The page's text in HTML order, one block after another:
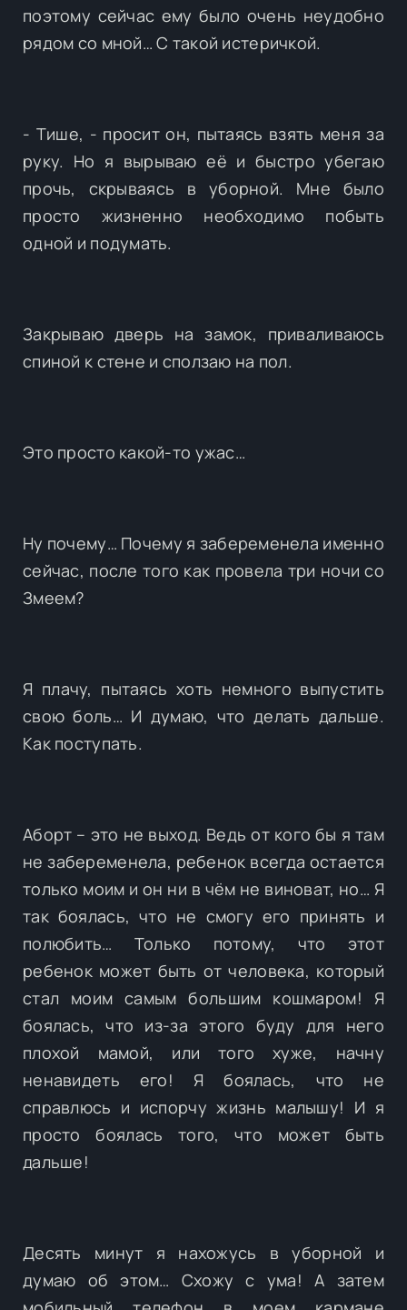
поэтому сейчас ему было очень неудобно
рядом со мной… С такой истеричкой.
- Тише, - просит он, пытаясь взять меня за
руку. Но я вырываю её и быстро убегаю
прочь, скрываясь в уборной. Мне было
просто жизненно необходимо побыть
одной и подумать.
Закрываю дверь на замок, приваливаюсь
спиной к стене и сползаю на пол.
Это просто какой-то ужас…
Ну почему… Почему я забеременела именно
сейчас, после того как провела три ночи со
Змеем?
Я плачу, пытаясь хоть немного выпустить
свою боль… И думаю, что делать дальше.
Как поступать.
Аборт – это не выход. Ведь от кого бы я там
не забеременела, ребенок всегда остается
только моим и он ни в чём не виноват, но… Я
так боялась, что не смогу его принять и
полюбить… Только потому, что этот
ребенок может быть от человека, который
стал моим самым большим кошмаром! Я
боялась, что из-за этого буду для него
плохой мамой, или того хуже, начну
ненавидеть его! Я боялась, что не
справлюсь и испорчу жизнь малышу! И я
просто боялась того, что может быть
дальше!
Десять минут я нахожусь в уборной и
думаю об этом… Схожу с ума! А затем